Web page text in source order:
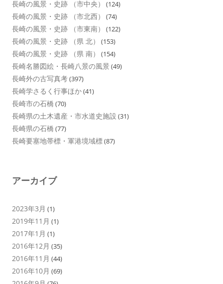
長崎の風景・史跡 （市中央） (124)
長崎の風景・史跡 （市北西） (74)
長崎の風景・史跡 （市東南） (122)
長崎の風景・史跡 （県 北） (153)
長崎の風景・史跡 （県 南） (154)
長崎名勝図絵・長崎八景の風景 (49)
長崎外の古写真考(397)
長崎学さるく行事ほか(41)
長崎市の石橋 (70)
長崎県の土木遺産・市水道史施設 (31)
長崎県の石橋 (77)
長崎要塞地帯標・軍港境域標(87)
アーカイブ
2023年3月 (1)
2019年11月 (1)
2017年1月 (1)
2016年12月 (35)
2016年11月 (44)
2016年10月 (69)